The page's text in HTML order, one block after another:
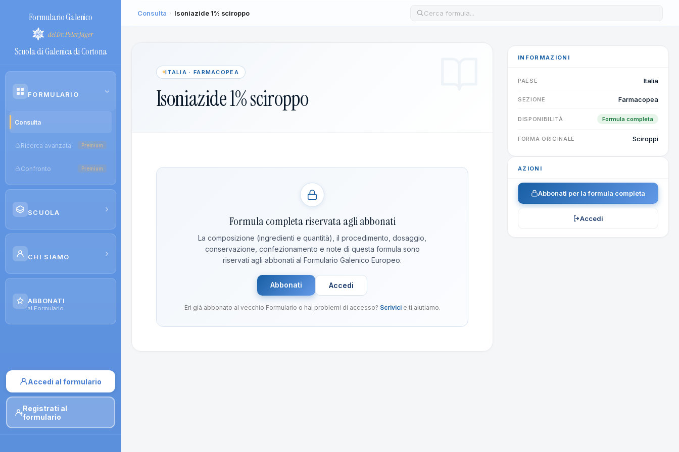
Formulario Galenico
del Dr. Peter Jäger
Scuola di Galenica di Cortona
FORMULARIO ›
Consulta
Ricerca avanzata Premium
Confronto Premium
SCUOLA ›
Corsi
Moduli di iscrizione
CHI SIAMO ›
Contatti
ABBONATI
al Formulario
Accedi al formulario
Registrati al
formulario
Consulta › Isoniazide 1% sciroppo Cerca una formula nel database
ITALIA · FARMACOPEA
Isoniazide 1% sciroppo
Formula completa riservata agli abbonati
La composizione (ingredienti e quantità), il procedimento, dosaggio,
conservazione, confezionamento e note di questa formula sono
riservati agli abbonati al Formulario Galenico Europeo.
Abbonati Accedi
Eri già abbonato al vecchio Formulario o hai problemi di accesso? Scrivicie ti aiutiamo.
INFORMAZIONI
PAESE Italia
SEZIONE Farmacopea
DISPONIBILITÀ Formula completa
FORMA ORIGINALE Sciroppi
AZIONI
Abbonati per la formula completa
Accedi